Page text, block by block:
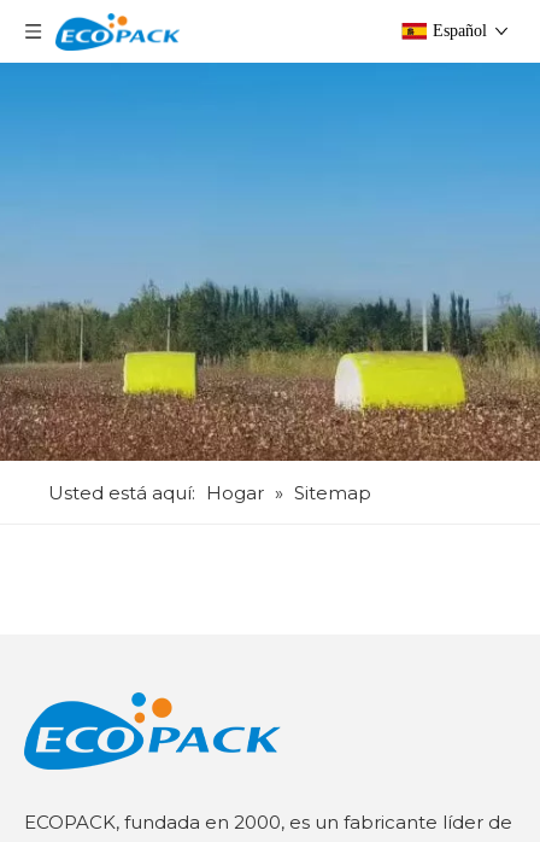
Español
Usted está aquí: Hogar » Sitemap
ECOPACK, fundada en 2000, es un fabricante líder de